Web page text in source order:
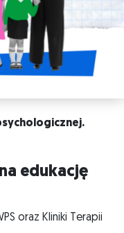
edukację
oraz Kliniki Terapii